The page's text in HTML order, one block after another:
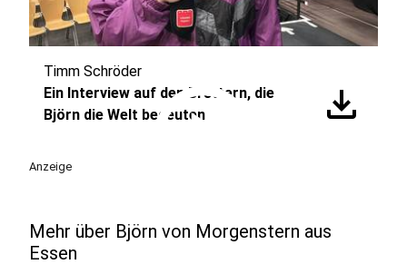
play_circle
Timm Schröder
Ein Interview auf den Brettern, die
Björn die Welt bedeuten
download
Anzeige
Mehr über Björn von Morgenstern aus
Essen